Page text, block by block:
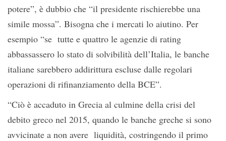
potere”, è dubbio che “il presidente rischierebbe una
simile mossa”. Bisogna che i mercati lo aiutino. Per
esempio “se tutte e quattro le agenzie di rating
abbassassero lo stato di solvibilità dell’Italia, le banche
italiane sarebbero addirittura escluse dalle regolari
operazioni di rifinanziamento della BCE”.
“Ciò è accaduto in Grecia al culmine della crisi del
debito greco nel 2015, quando le banche greche si sono
avvicinate a non avere liquidità, costringendo il primo